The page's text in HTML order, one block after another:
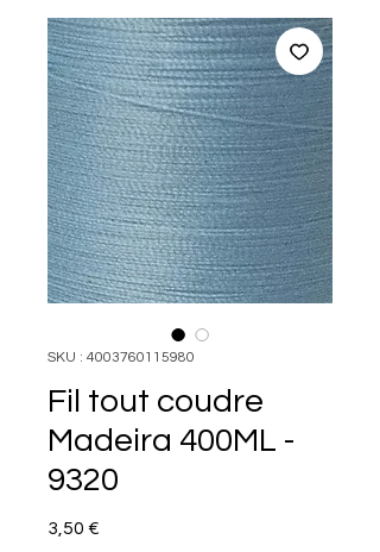
SKU : 4003760115980
Fil tout coudre
Madeira 400ML -
9320
3,50 €